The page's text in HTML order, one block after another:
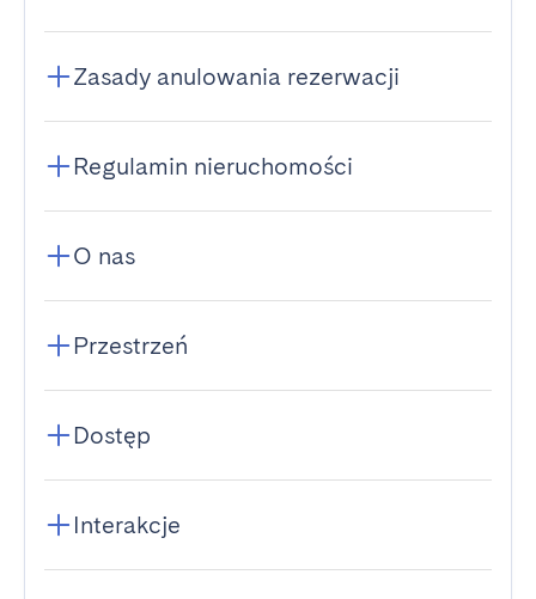
Zasady anulowania rezerwacji
Regulamin nieruchomości
O nas
Przestrzeń
Dostęp
Interakcje